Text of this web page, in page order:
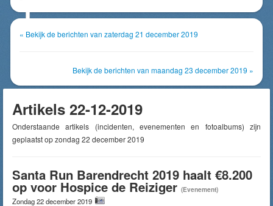
« Bekijk de berichten van zaterdag 21 december 2019
Bekijk de berichten van maandag 23 december 2019 »
Artikels 22-12-2019
Onderstaande artikels (incidenten, evenementen en fotoalbums) zijn
geplaatst op zondag 22 december 2019
Santa Run Barendrecht 2019 haalt €8.200
op voor Hospice de Reiziger (Evenement)
Zondag 22 december 2019